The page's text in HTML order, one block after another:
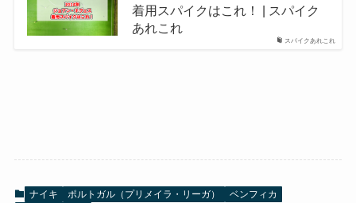
スパイクあれこれ
着用スパイクはこれ！ | スパイク
あれこれ
ナイキ ポルトガル（プリメイラ・リーガ）
ベンフィカ